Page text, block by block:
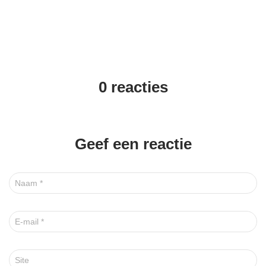
0 reacties
Geef een reactie
Naam *
E-mail *
Site